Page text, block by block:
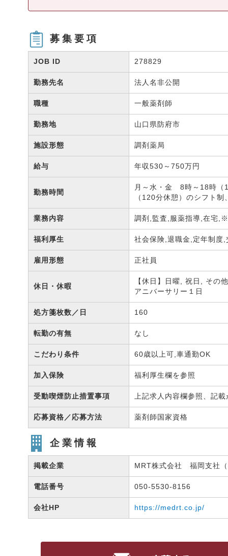
募集要項
JOB ID 278829
勤務先名 法人名非公開
職種 一般薬剤師
勤務地 山口県防府市
施設形態 調剤薬局
給与 年収530～750万円
勤務時間
月～水・金 8時～18時（
（120分休憩）のシフト
業務内容 調剤,監査,服薬指導,在宅
福利厚生 社会保険,退職金,定年制度
雇用形態 正社員
休日・休暇
【休日】日曜, 祝日, その
アニバーサリー１日
処方箋枚数／日 160
転勤の有無 なし
こだわり条件 60歳以上可,車通勤OK
加入保険 福利厚生欄を参照
受動喫煙防止措置事項 上記求人内容欄参照、記
応募資格／応募方法 薬剤師国家資格
企業情報
掲載企業 MRT株式会社 福岡支社
電話番号 050-5530-8156
会社HP https://medrt.co.jp/